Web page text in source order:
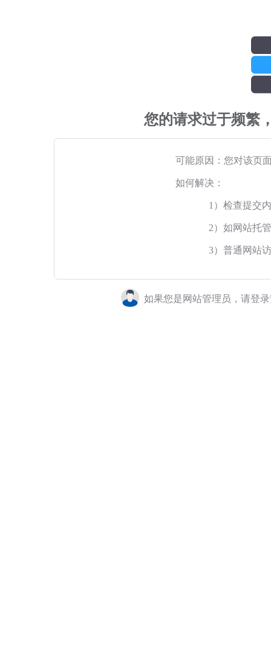
您的请求过于频繁
可能原因：您对该页
如何解决：
1）检查提交
2）如网站托
3）普通网站
如果您是网站管理员，请登